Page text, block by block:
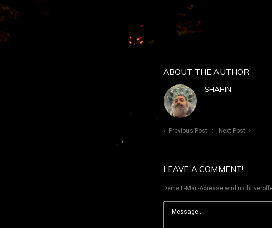
ABOUT THE AUTHOR
SHAHIN
Previous Post Next Post
LEAVE A COMMENT!
Deine E-Mail-Adresse wird nicht